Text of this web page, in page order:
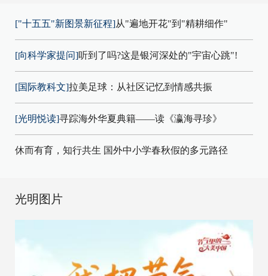
["十五五"新图景新征程]从"遍地开花"到"精耕细作"
[向科学家提问]听到了吗?这是银河深处的"宇宙心跳"!
[国际教科文]拉美足球：从社区记忆到情感共振
[光明悦读]寻踪海外华夏典籍——读《瀛海寻珍》
休而有育，知行共生 国外中小学春秋假的多元路径
光明图片